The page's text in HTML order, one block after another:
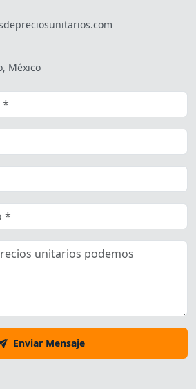
México
Enviar Mensaje